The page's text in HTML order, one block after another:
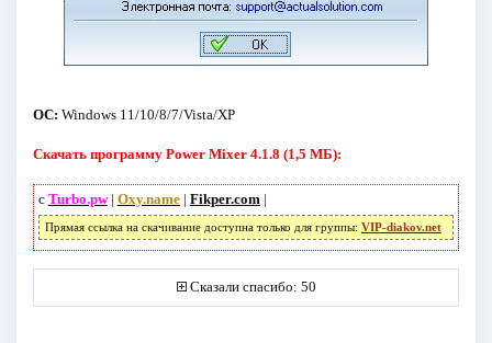
ОС: Windows 11/10/8/7/Vista/XP
Скачать программу Power Mixer 4.1.8 (1,5 МБ):
с Turbo.pw| Oxy.name| Fikper.com |
Прямая ссылка на скачивание доступна только для группы: VIP-diakov.net
Сказали спасибо: 50